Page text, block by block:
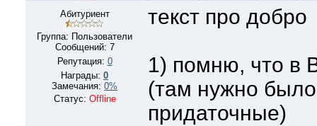
Абитуриент
Группа: Пользователи
Сообщений: 7
Репутация: 0
Награды: 0
Замечания: 0%
Статус: Offline
текст про добро
1) помню, что в
(там нужно
придаточные)